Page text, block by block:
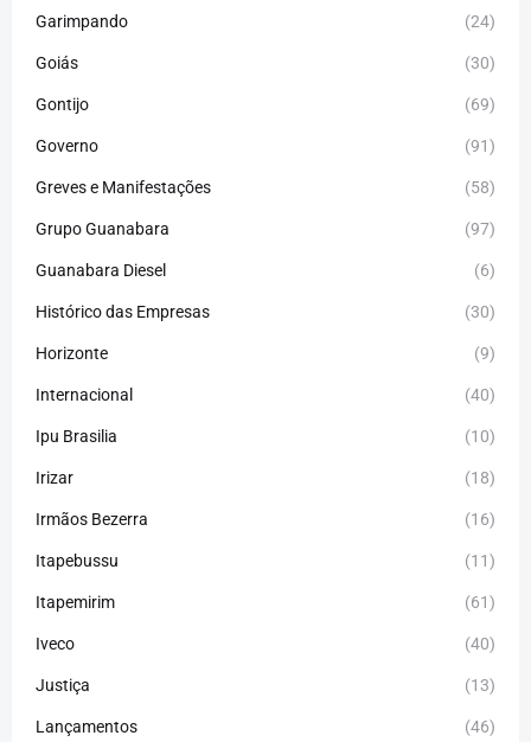
Garimpando (24)
Goiás (30)
Gontijo (69)
Governo (91)
Greves e Manifestações (58)
Grupo Guanabara (97)
Guanabara Diesel (6)
Histórico das Empresas (30)
Horizonte (9)
Internacional (40)
Ipu Brasilia (10)
Irizar (18)
Irmãos Bezerra (16)
Itapebussu (11)
Itapemirim (61)
Iveco (40)
Justiça (13)
Lançamentos (46)